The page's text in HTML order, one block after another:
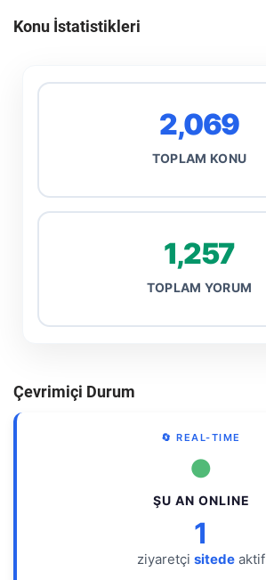
Konu İstatistikleri
2,069
TOPLAM KONU
1,257
TOPLAM YORUM
Çevrimiçi Durum
🔄 REAL-TIME
●
ŞU AN ONLINE
1
ziyaretçi sitede aktif